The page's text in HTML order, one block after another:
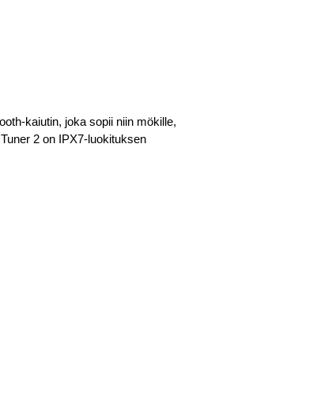
kaiutin, joka sopii niin mökille,
2 on IPX7-luokituksen